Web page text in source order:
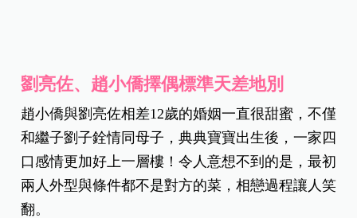
劉亮佐、趙小僑擇偶標準天差地別
趙小僑與劉亮佐相差12歲的婚姻一直很甜蜜，不僅
和繼子劉子銓情同母子，典典寶寶出生後，一家四
口感情更加好上一層樓！令人意想不到的是，最初
兩人外型與條件都不是對方的菜，相戀過程讓人笑
翻。